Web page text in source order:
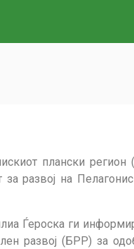
плански
развој на
Ѓероска ги
развој (БРР) за